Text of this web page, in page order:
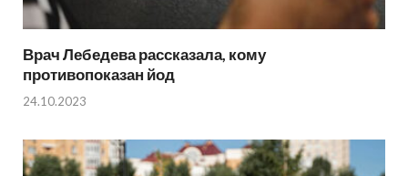
Врач Лебедева рассказала, кому
противопоказан йод
24.10.2023